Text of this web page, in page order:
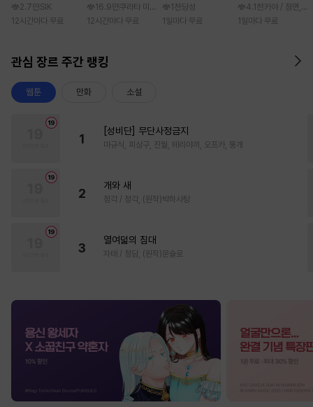
2.7만 SIK
12시간마다 무료
궁 수수께끼 풀이
수첩)
16.9만 쿠라타 미노지 / 휴우가 나츠
12시간마다 무료
가정부 빙의기
1천 당성
1일마다 무료
4.1천 카야 / 점면, (
1일마다 무료
관심 장르 주간 랭킹
웹툰 만화 소설
1
[성비단] 무단사정금지
마규식, 피상구, 진월, 테리야끼, 오프카, 뚱개
2
개와 새
정각 / 정각, (원작)박하사탕
3
열여덟의 침대
자태 / 청담, (원작)문슬로